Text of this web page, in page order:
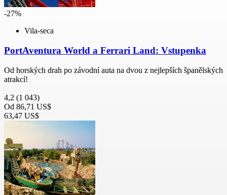
-27%
Vila-seca
PortAventura World a Ferrari Land: Vstupenka
Od horských drah po závodní auta na dvou z nejlepších španělských
atrakcí!
4,2 (1 043)
Od 86,71 US$
63,47 US$